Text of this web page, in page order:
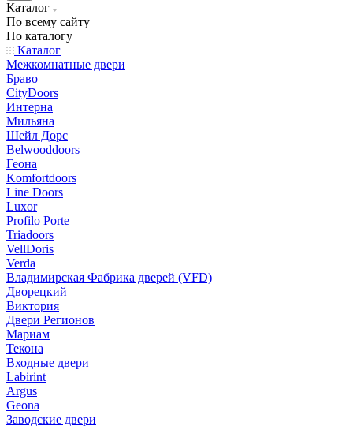
Каталог
По всему сайту
По каталогу
Каталог
Межкомнатные двери
Браво
CityDoors
Интерна
Мильяна
Шейл Дорс
Belwooddoors
Геона
Komfortdoors
Line Doors
Luxor
Profilo Porte
Triadoors
VellDoris
Verda
Владимирская Фабрика дверей (VFD)
Дворецкий
Виктория
Двери Регионов
Мариам
Текона
Входные двери
Labirint
Argus
Geona
Заводские двери